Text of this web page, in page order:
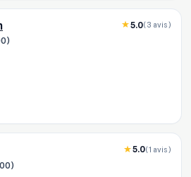
5.0(3 avis)
5.0(1 avis)